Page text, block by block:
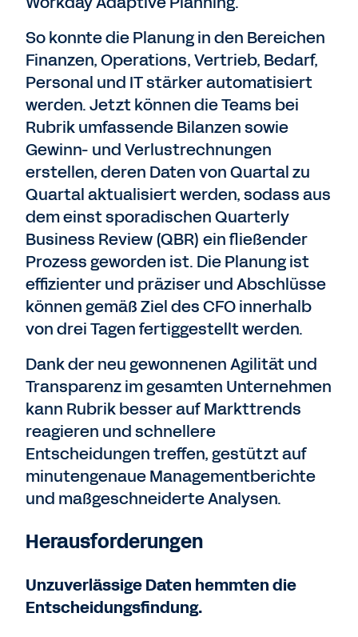
So konnte die Planung in den Bereichen
Finanzen, Operations, Vertrieb, Bedarf,
Personal und IT stärker automatisiert
werden. Jetzt können die Teams bei
Rubrik umfassende Bilanzen sowie
Gewinn- und Verlustrechnungen
erstellen, deren Daten von Quartal zu
Quartal aktualisiert werden, sodass aus
dem einst sporadischen Quarterly
Business Review (QBR) ein fließender
Prozess geworden ist. Die Planung ist
effizienter und präziser und Abschlüsse
können gemäß Ziel des CFO innerhalb
von drei Tagen fertiggestellt werden.
Dank der neu gewonnenen Agilität und
Transparenz im gesamten Unternehmen
kann Rubrik besser auf Markttrends
reagieren und schnellere
Entscheidungen treffen, gestützt auf
minutengenaue Managementberichte
und maßgeschneiderte Analysen.
Herausforderungen
Unzuverlässige Daten hemmten die
Entscheidungsfindung.